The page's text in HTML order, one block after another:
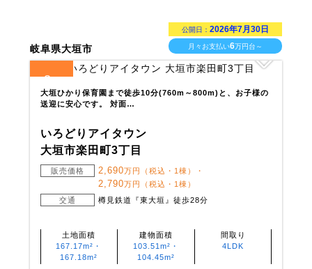
岐阜県大垣市
公開日：2026年7月30日
月々お支払い6万円台～
3
大垣ひかり保育園まで徒歩10分(760m～800m)と、お子様の
送迎に安心です。 対面…
いろどりアイタウン
大垣市楽田町3丁目
販売価格 2,690万円（税込・1棟）・
2,790万円（税込・1棟）
交通
樽見鉄道『東大垣』徒歩28分
土地面積
167.17m²・
167.18m²
建物面積
103.51m²・
104.45m²
間取り
4LDK